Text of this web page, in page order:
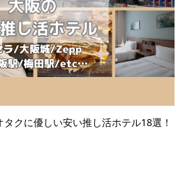
クに優しい安い推し活ホテル18選！